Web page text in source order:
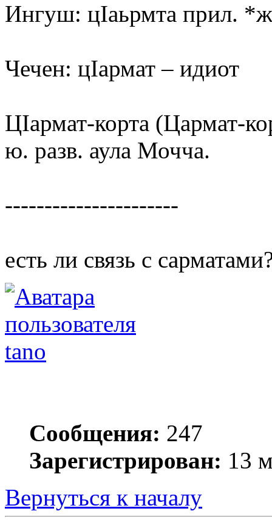
Ингуш: цIаьрмта прил.
Чечен: цIармат – идиот
ЦIармат-корта (Цармат-
ю. разв. аула Мочча.
----------------------
есть ли связь с
tano
Сообщения: 247
Зарегистрирован: 13
Вернуться к началу